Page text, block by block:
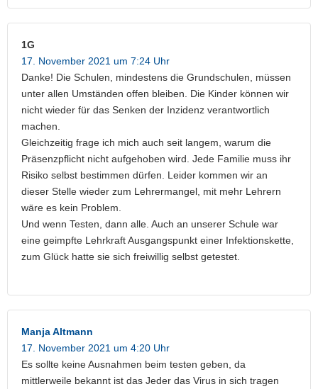
1G
17. November 2021 um 7:24 Uhr
Danke! Die Schulen, mindestens die Grundschulen, müssen
unter allen Umständen offen bleiben. Die Kinder können wir
nicht wieder für das Senken der Inzidenz verantwortlich
machen.
Gleichzeitig frage ich mich auch seit langem, warum die
Präsenzpflicht nicht aufgehoben wird. Jede Familie muss ihr
Risiko selbst bestimmen dürfen. Leider kommen wir an
dieser Stelle wieder zum Lehrermangel, mit mehr Lehrern
wäre es kein Problem.
Und wenn Testen, dann alle. Auch an unserer Schule war
eine geimpfte Lehrkraft Ausgangspunkt einer Infektionskette,
zum Glück hatte sie sich freiwillig selbst getestet.
Manja Altmann
17. November 2021 um 4:20 Uhr
Es sollte keine Ausnahmen beim testen geben, da
mittlerweile bekannt ist das Jeder das Virus in sich tragen